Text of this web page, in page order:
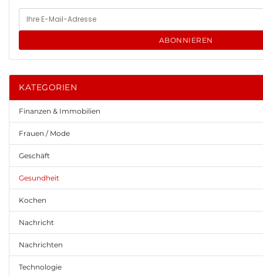
ABONNIEREN
KATEGORIEN
Finanzen & Immobilien
Frauen / Mode
Geschäft
Gesundheit
Kochen
Nachricht
Nachrichten
Technologie